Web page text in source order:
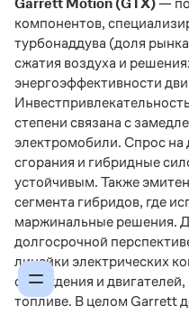
компонентов,
турбонаддува (доля
сжатия воздуха и
энергоэффективности
степени связана с
электромобили. Спрос на
сгорания и гибридные
устойчивым. Также
сегмента гибридов, где
маржинальные решения.
долгосрочной
линейки электрических
охлаждения и
топливе. В целом Garrett